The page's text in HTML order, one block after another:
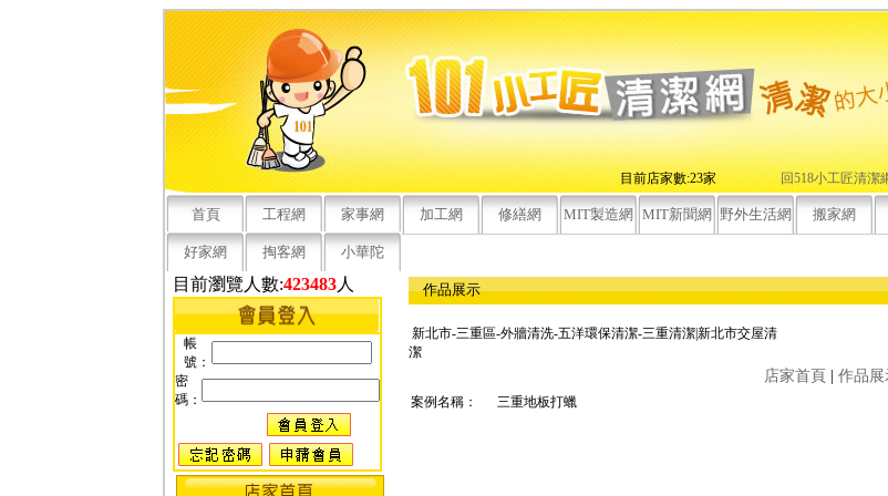
目前店家數:23家 回518小工匠清潔
首頁 工程網 家事網 加工網 修繕網 MIT製造網 MIT新聞網 野外生活網 搬家網
好家網 掏客網 小華陀
目前瀏覽人數:423483人
帳
號：
密
碼：
作品展示
新北市-三重區-外牆清洗-五洋環保清潔-三重清潔|新北市交屋清
潔
店家首頁 作品展
案例名稱： 三重地板打蠟